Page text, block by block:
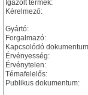
Igazolt termék:
Kérelmező:
Gyártó:
Forgalmazó:
Kapcsolódó
Érvényesség:
Érvénytelen:
Témafelelős:
Publikus dokumentum: